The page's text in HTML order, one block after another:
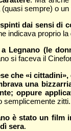
sempre) o
dai sensi di
indicava proprio
Legnano (le
si faceva il
che «i
una
oppure
semplicemente zitti.
è stato un film
sera.